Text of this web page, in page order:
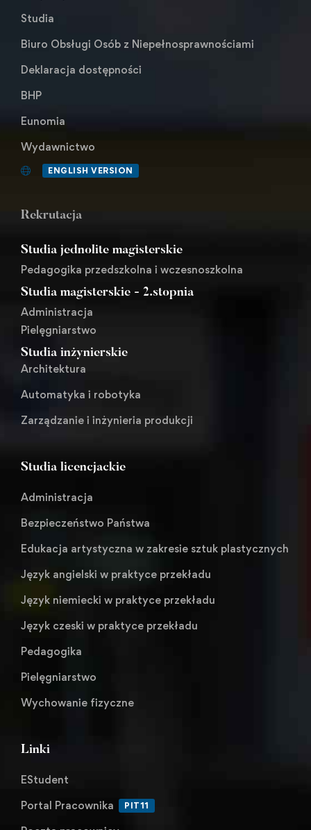
Studia
Biuro Obsługi Osób z Niepełnosprawnościami
Deklaracja dostępności
BHP
Eunomia
Wydawnictwo
ENGLISH VERSION
Rekrutacja
Studia jednolite magisterskie
Pedagogika przedszkolna i wczesnoszkolna
Studia magisterskie - 2.stopnia
Administracja
Pielęgniarstwo
Studia inżynierskie
Architektura
Automatyka i robotyka
Zarządzanie i inżynieria produkcji
Studia licencjackie
Administracja
Bezpieczeństwo Państwa
Edukacja artystyczna w zakresie sztuk plastycznych
Język angielski w praktyce przekładu
Język niemiecki w praktyce przekładu
Język czeski w praktyce przekładu
Pedagogika
Pielęgniarstwo
Wychowanie fizyczne
Linki
EStudent
Portal Pracownika
PIT11